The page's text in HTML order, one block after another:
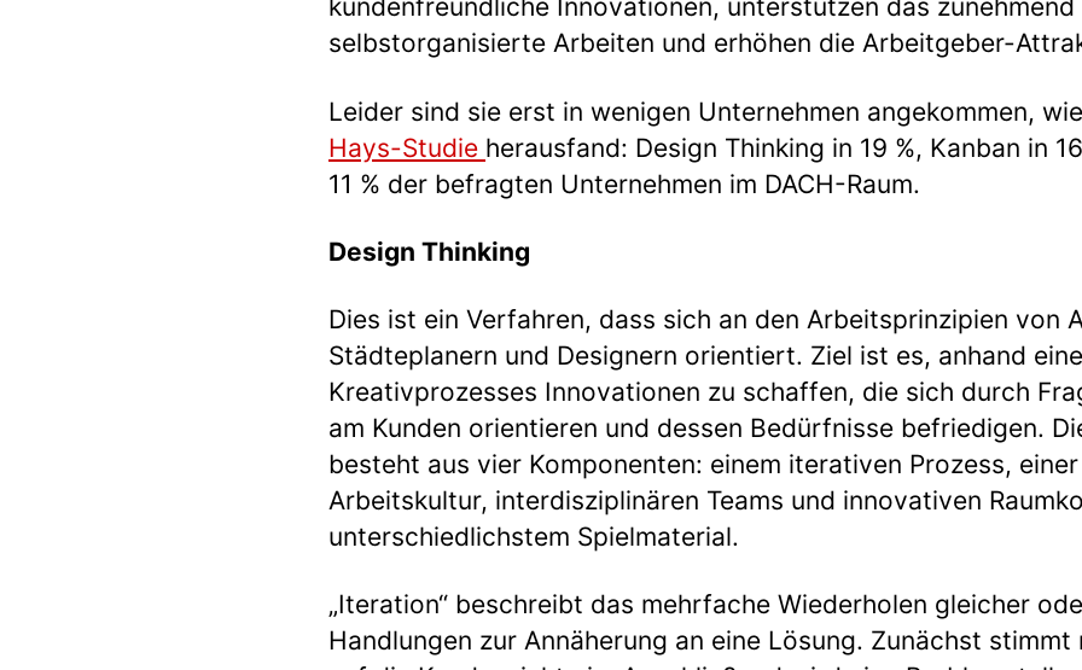
kundenfreundliche Innovationen, unterstützen das zunehmend
selbstorganisierte Arbeiten und erhöhen die Arbeitgeber-
Leider sind sie erst in wenigen Unternehmen angekommen,
Hays-Studie herausfand: Design Thinking in 19 %, Kanban in
11 % der befragten Unternehmen im DACH-Raum.
Design Thinking
Dies ist ein Verfahren, dass sich an den Arbeitsprinzipien von
Städteplanern und Designern orientiert. Ziel ist es, anhand
Kreativprozesses Innovationen zu schaffen, die sich durch
am Kunden orientieren und dessen Bedürfnisse befriedigen.
besteht aus vier Komponenten: einem iterativen Prozess,
Arbeitskultur, interdisziplinären Teams und innovativen
unterschiedlichstem Spielmaterial.
„Iteration“ beschreibt das mehrfache Wiederholen gleicher
Handlungen zur Annäherung an eine Lösung. Zunächst stimmt